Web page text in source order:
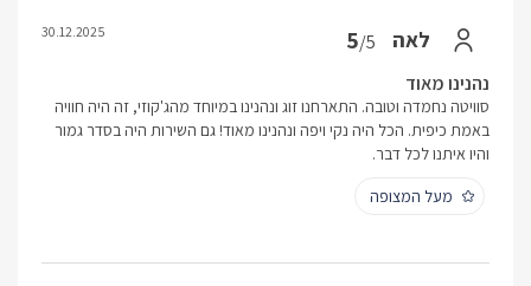
לאה 5/5
30.12.2025
נהנינו מאוד
סוויטה נחמדה וטובה. התארחנו זוג ונהנינו במיוחד מהג'קוזי, זה היה חוויה
באמת כיפית. הכל היה נקי ויפה ונהנינו מאוד! גם השירות היה בסדר גמור
והיו איתנו לכל דבר.
מעל המצופה